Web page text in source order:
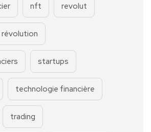
nft revolut
révolution
startups
technologie financière
trading